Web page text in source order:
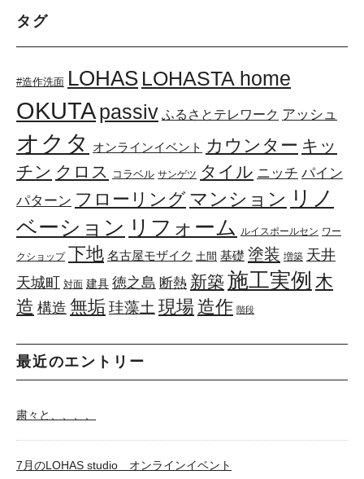
タグ
#造作洗面 LOHAS LOHASTA home
OKUTApassiv ふるさとテレワーク アッシュ
オクタ オンラインイベント カウンター キッ
チン クロス コラベル サンゲツ タイル ニッチ パイン
パターン フローリング マンション リノ
ベーション リフォーム ルイスポールセン ワー
クショップ 下地 名古屋モザイク 土間 基礎 塗装 増築 天井
天城町
対面 建具 徳之島 断熱 新築 施工実例 木
造 構造 無垢 珪藻土 現場造作 階段
最近のエントリー
粛々と、、、、
7月のLOHAS studio オンラインイベント